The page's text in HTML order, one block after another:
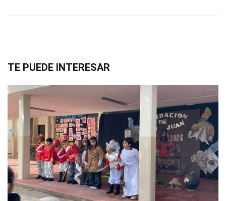
TE PUEDE INTERESAR